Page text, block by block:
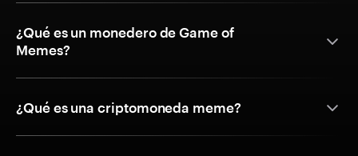
¿Qué es un monedero de Game of
Memes?
¿Qué es una criptomoneda meme?